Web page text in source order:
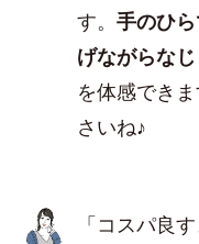
す。 手のひ
げながらな
を体感でき
さいね♪
「コスパ良